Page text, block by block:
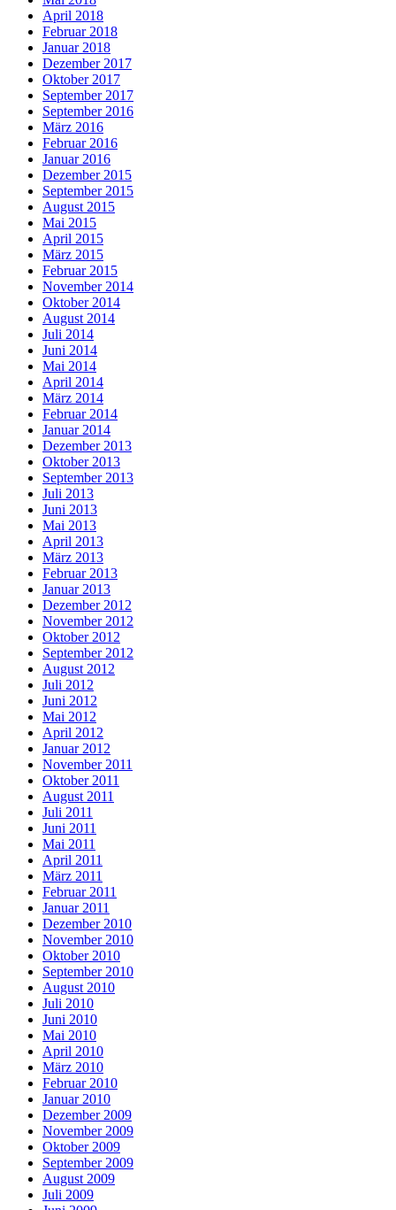
April 2018
Februar 2018
Januar 2018
Dezember 2017
Oktober 2017
September 2017
September 2016
März 2016
Februar 2016
Januar 2016
Dezember 2015
September 2015
August 2015
Mai 2015
April 2015
März 2015
Februar 2015
November 2014
Oktober 2014
August 2014
Juli 2014
Juni 2014
Mai 2014
April 2014
März 2014
Februar 2014
Januar 2014
Dezember 2013
Oktober 2013
September 2013
Juli 2013
Juni 2013
Mai 2013
April 2013
März 2013
Februar 2013
Januar 2013
Dezember 2012
November 2012
Oktober 2012
September 2012
August 2012
Juli 2012
Juni 2012
Mai 2012
April 2012
Januar 2012
November 2011
Oktober 2011
August 2011
Juli 2011
Juni 2011
Mai 2011
April 2011
März 2011
Februar 2011
Januar 2011
Dezember 2010
November 2010
Oktober 2010
September 2010
August 2010
Juli 2010
Juni 2010
Mai 2010
April 2010
März 2010
Februar 2010
Januar 2010
Dezember 2009
November 2009
Oktober 2009
September 2009
August 2009
Juli 2009